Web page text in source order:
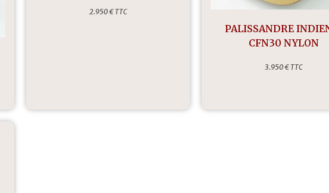
2.950 € TTC
PALISSANDRE
CFN30 NYLON
3.950 € TTC